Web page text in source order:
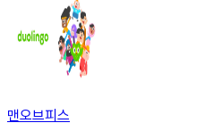
맨오브피스